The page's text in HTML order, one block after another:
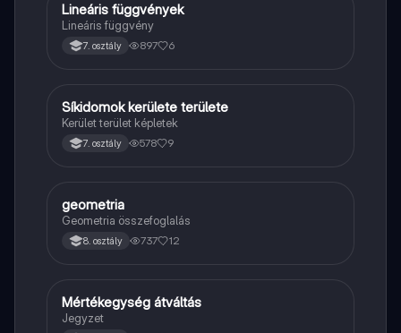
Matek
Lineáris függvények
Lineáris függvény
7. osztály 897 6
Matek
Síkidomok kerülete területe
Kerület terület képletek
7. osztály 578 9
Matek
geometria
Geometria összefoglalás
8. osztály 737 12
Matek
Mértékegység átváltás
Jegyzet